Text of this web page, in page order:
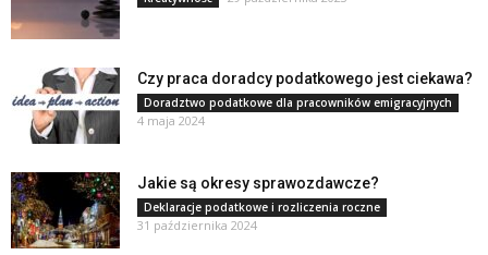
Czy praca doradcy podatkowego jest ciekawa?
Doradztwo podatkowe dla pracowników emigracyjnych
4 maja 2024
Jakie są okresy sprawozdawcze?
Deklaracje podatkowe i rozliczenia roczne
31 października 2024